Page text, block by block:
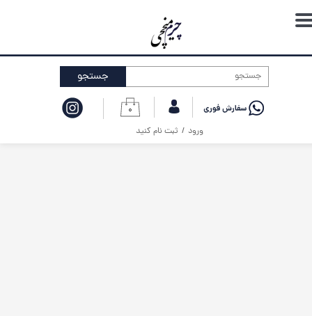
۰
ورود / ثبت نام کنید
حساب کاربری من
تغییر گذر واژه
خروج از حساب کاربری
جستجو